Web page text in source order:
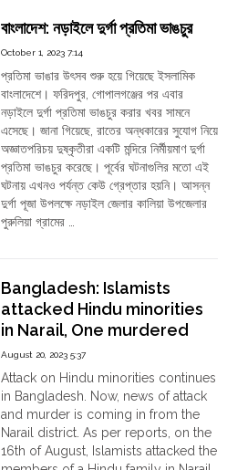
vandalised
Narail,
locals
alleged
of
police
inaction"
বাংলাদেশ: নড়াইলে দুর্গা প্রতিমা ভাঙচুর
October 1, 2023 7:14
প্রতিমা ভাঙার উৎসব শুরু হয়ে গিয়েছে ইসলামিক
বাংলাদেশে। ফরিদপুর, গোপালগঞ্জের পর এবার
নড়াইলে দুর্গা প্রতিমা ভাঙচুর করার খবর সামনে
এসেছে। জানা গিয়েছে, রাতের অন্ধকারের সুযোগ নিয়ে
অজ্ঞাতপরিচয় দুষ্কৃতীরা একটি মন্দিরে নির্মীয়মাণ দুর্গা
প্রতিমা ভাঙচুর করেছে। পূর্বের ঘটনাগুলির মতো এই
ঘটনায় এখনও পর্যন্ত কেউ গ্রেপ্তার হয়নি। আসন্ন
দুর্গা পূজা উপলক্ষে নড়াইল জেলার কালিয়া উপজেলার
পুরুলিয়া গ্রামের …
প্রতিমা
ভাঙচুর"
Bangladesh: Islamists
attacked Hindu minorities
in Narail, One murdered
August 20, 2023 5:37
Attack on Hindu minorities continues
in Bangladesh. Now, news of attack
and murder is coming in from the
Narail district. As per reports, on the
16th of August, Islamists attacked the